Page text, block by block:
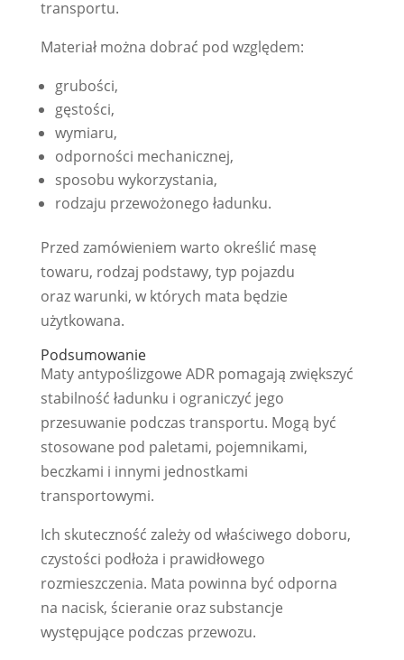
transportu.
Materiał można dobrać pod względem:
grubości,
gęstości,
wymiaru,
odporności mechanicznej,
sposobu wykorzystania,
rodzaju przewożonego ładunku.
Przed zamówieniem warto określić masę
towaru, rodzaj podstawy, typ pojazdu
oraz warunki, w których mata będzie
użytkowana.
Podsumowanie
Maty antypoślizgowe ADR pomagają zwiększyć
stabilność ładunku i ograniczyć jego
przesuwanie podczas transportu. Mogą być
stosowane pod paletami, pojemnikami,
beczkami i innymi jednostkami
transportowymi.
Ich skuteczność zależy od właściwego doboru,
czystości podłoża i prawidłowego
rozmieszczenia. Mata powinna być odporna
na nacisk, ścieranie oraz substancje
występujące podczas przewozu.